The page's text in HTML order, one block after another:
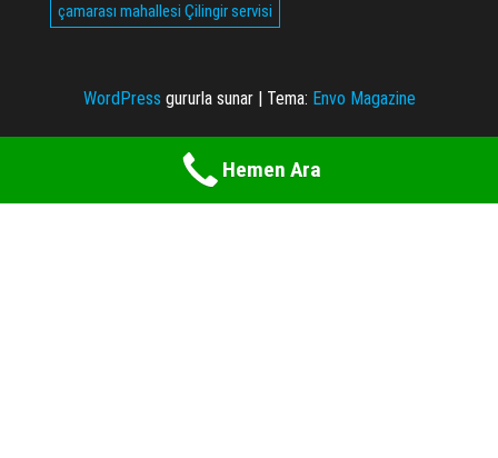
çamarası mahallesi Çilingir servisi
WordPress gururla sunar | Tema: Envo Magazine
Hemen Ara